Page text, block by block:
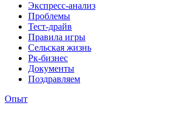
Экспресс-анализ
Проблемы
Тест-драйв
Правила игры
Сельская жизнь
Рк-бизнес
Документы
Поздравляем
Опыт